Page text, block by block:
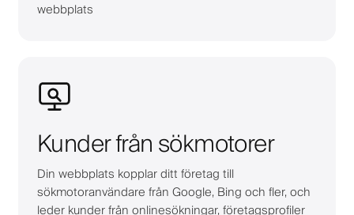
webbplats
Kunder från sökmotorer
Din webbplats kopplar ditt företag till
sökmotoranvändare från Google, Bing och fler, och
leder kunder från onlinesökningar, företagsprofiler